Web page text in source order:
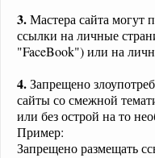
3.Мастера сайта могут
ссылки на личные
"FaceBook") или на
4.Запрещено
сайты со смежной
или без острой на то
Пример:
Запрещено размещать